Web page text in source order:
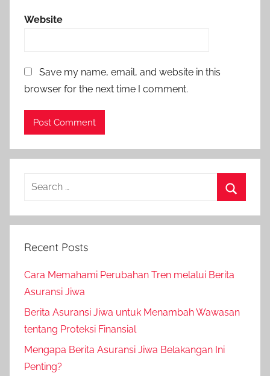
Website
Save my name, email, and website in this
browser for the next time I comment.
Recent Posts
Cara Memahami Perubahan Tren melalui Berita
Asuransi Jiwa
Berita Asuransi Jiwa untuk Menambah Wawasan
tentang Proteksi Finansial
Mengapa Berita Asuransi Jiwa Belakangan Ini
Penting?